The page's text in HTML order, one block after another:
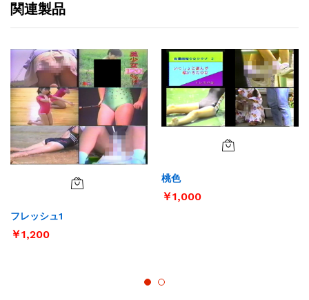
関連製品
フレッシュ1
￥1,200
桃色
￥1,000